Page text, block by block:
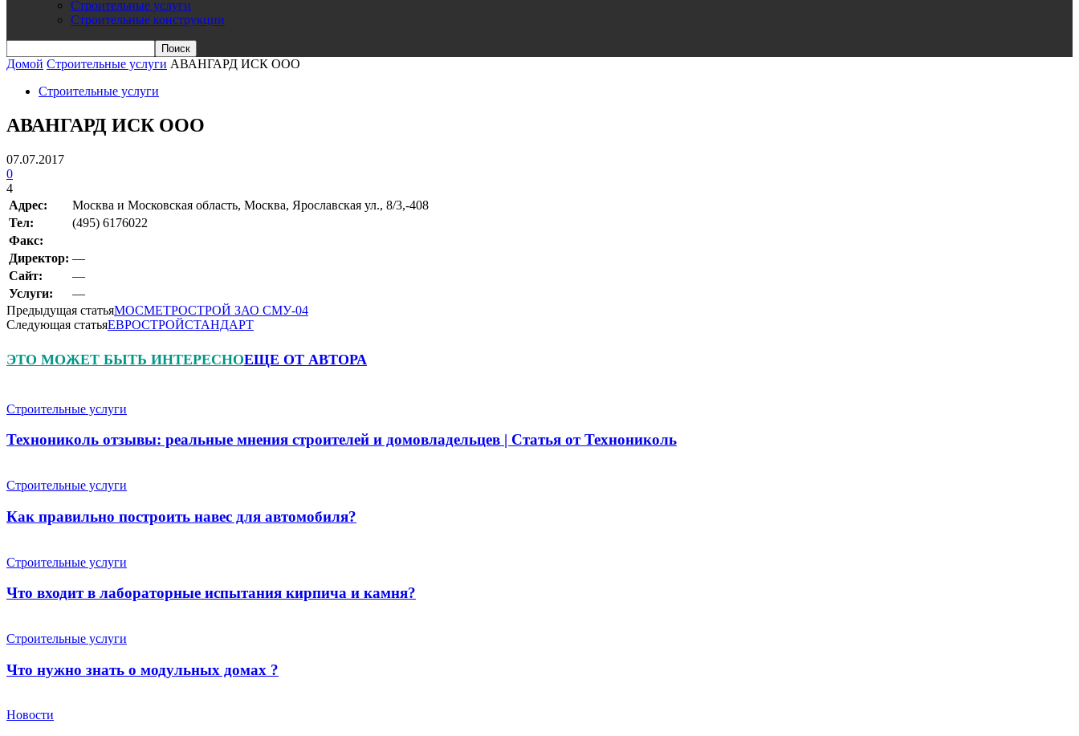
Строительные услуги
Строительные конструкции
Домой Строительные услуги АВАНГАРД ИСК ООО
Строительные услуги
АВАНГАРД ИСК ООО
07.07.2017
0
4
Адрес:
Москва и Московская область, Москва, Ярославская ул., 8/3,-408
Teл:
(495) 6176022
Факс:
Директор: —
Сайт:
—
Услуги:
—
Предыдущая статьяМОСМЕТРОСТРОЙ ЗАО СМУ-04
Следующая статьяЕВРОСТРОЙСТАНДАРТ
ЭТО МОЖЕТ БЫТЬ ИНТЕРЕСНОЕЩЕ ОТ АВТОРА
Строительные услуги
Технониколь отзывы: реальные мнения строителей и домовладельцев | Статья от Технониколь
Строительные услуги
Как правильно построить навес для автомобиля?
Строительные услуги
Что входит в лабораторные испытания кирпича и камня?
Строительные услуги
Что нужно знать о модульных домах ?
Новости